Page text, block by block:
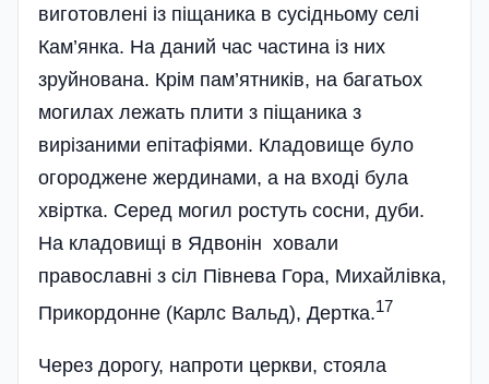
виготовлені із піщаника в сусідньому селі
Кам’янка. На даний час частина із них
зруйнована. Крім пам’ятників, на багатьох
могилах лежать плити з піщаника з
вирізаними епітафіями. Кладовище було
огороджене жердинами, а на вході була
хвіртка. Серед могил ростуть сосни, дуби.
На кладовищі в Ядвонін ховали
православні з сіл Півнева Гора, Михайлівка,
Прикордонне (Карлс Вальд), Дертка.17
Через дорогу, напроти церкви, стояла